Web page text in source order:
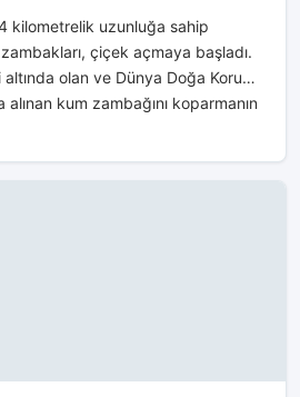
kilometrelik uzunluğa sahip
çiçek açmaya başladı.
olan ve Dünya Doğa Koruma
alınan kum zambağını koparmanın